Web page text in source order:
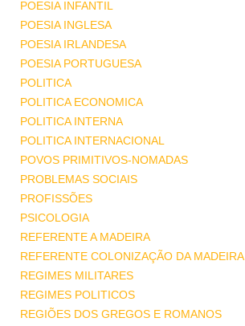
POESIA INFANTIL
POESIA INGLESA
POESIA IRLANDESA
POESIA PORTUGUESA
POLITICA
POLITICA ECONOMICA
POLITICA INTERNA
POLITICA INTERNACIONAL
POVOS PRIMITIVOS-NOMADAS
PROBLEMAS SOCIAIS
PROFISSÕES
PSICOLOGIA
REFERENTE A MADEIRA
REFERENTE COLONIZAÇÃO DA MADEIRA
REGIMES MILITARES
REGIMES POLITICOS
REGIÕES DOS GREGOS E ROMANOS